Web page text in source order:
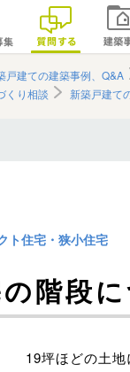
戸建ての建築事例、Q&A
くり相談 新築戸建て
ト住宅・狭小住宅
階段
19坪ほどの土